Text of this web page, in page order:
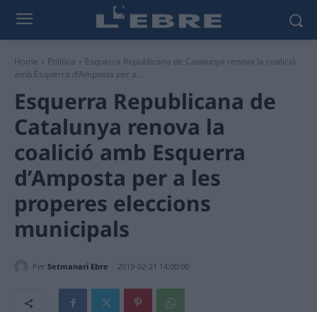
Home Política
Esquerra Republicana de Catalunya renova la coalició
amb Esquerra d’Amposta per a...
Esquerra Republicana de
Catalunya renova la
coalició amb Esquerra
d’Amposta per a les
properes eleccions
municipals
Per Setmanari Ebre 2019-02-21 14:00:00